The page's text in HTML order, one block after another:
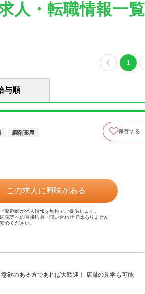
人・転職情報一覧
1
与順
調剤薬局 保存する
この求人に興味がある
薬剤師が求人情報を無料でご提供します。
院等への直接応募・問い合わせではありません
心ください。
欲のある方であれば大歓迎！ 店舗の見学も可能